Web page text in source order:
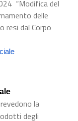
“Modifica del
delle
resi dal Corpo
la
degli